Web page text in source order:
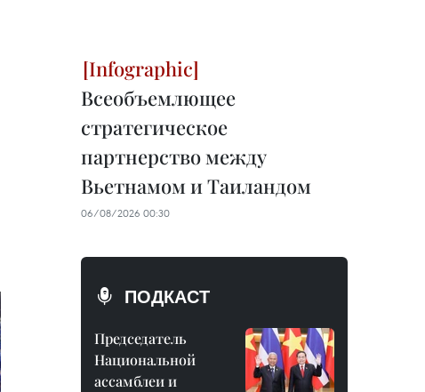
Всеобъемлющее
стратегическое
партнерство между
Вьетнамом и Таиландом
06/08/2026 00:30
ПОДКАСТ
Председатель
Национальной
ассамблеи и